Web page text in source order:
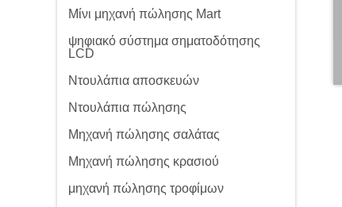
Μίνι μηχανή πώλησης Mart
ψηφιακό σύστημα σηματοδότησης
LCD
Ντουλάπια αποσκευών
Ντουλάπια πώλησης
Μηχανή πώλησης σαλάτας
Μηχανή πώλησης κρασιού
μηχανή πώλησης τροφίμων